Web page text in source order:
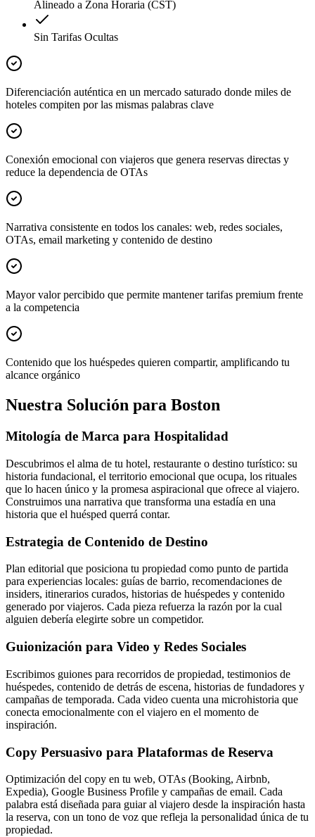
Alineado a Zona Horaria (CST)
Sin Tarifas Ocultas
Diferenciación auténtica en un mercado saturado donde miles de
hoteles compiten por las mismas palabras clave
Conexión emocional con viajeros que genera reservas directas y
reduce la dependencia de OTAs
Narrativa consistente en todos los canales: web, redes sociales,
OTAs, email marketing y contenido de destino
Mayor valor percibido que permite mantener tarifas premium frente
a la competencia
Contenido que los huéspedes quieren compartir, amplificando tu
alcance orgánico
Nuestra Solución para Boston
Mitología de Marca para Hospitalidad
Descubrimos el alma de tu hotel, restaurante o destino turístico: su
historia fundacional, el territorio emocional que ocupa, los rituales
que lo hacen único y la promesa aspiracional que ofrece al viajero.
Construimos una narrativa que transforma una estadía en una
historia que el huésped querrá contar.
Estrategia de Contenido de Destino
Plan editorial que posiciona tu propiedad como punto de partida
para experiencias locales: guías de barrio, recomendaciones de
insiders, itinerarios curados, historias de huéspedes y contenido
generado por viajeros. Cada pieza refuerza la razón por la cual
alguien debería elegirte sobre un competidor.
Guionización para Video y Redes Sociales
Escribimos guiones para recorridos de propiedad, testimonios de
huéspedes, contenido de detrás de escena, historias de fundadores y
campañas de temporada. Cada video cuenta una microhistoria que
conecta emocionalmente con el viajero en el momento de
inspiración.
Copy Persuasivo para Plataformas de Reserva
Optimización del copy en tu web, OTAs (Booking, Airbnb,
Expedia), Google Business Profile y campañas de email. Cada
palabra está diseñada para guiar al viajero desde la inspiración hasta
la reserva, con un tono de voz que refleja la personalidad única de tu
propiedad.